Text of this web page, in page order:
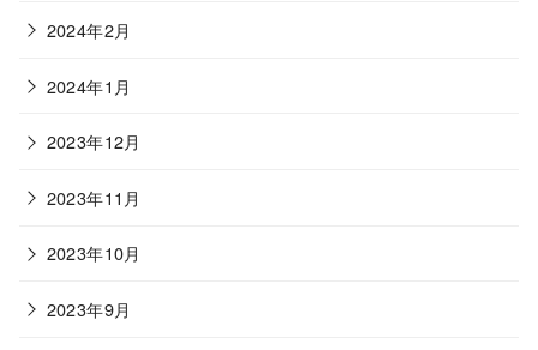
2024年2月
2024年1月
2023年12月
2023年11月
2023年10月
2023年9月